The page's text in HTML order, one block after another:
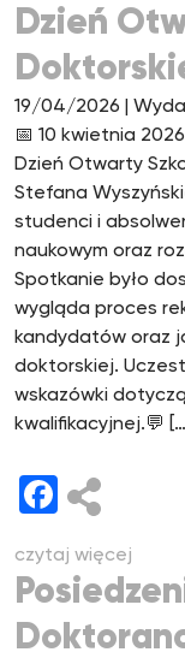
Dzień
19/04/2026 |
📅 10 kwietnia
Dzień Otwarty
Stefana
studenci i
naukowym oraz
Spotkanie było
wygląda proces
kandydatów oraz
doktorskiej.
wskazówki
kwalifikacyjnej.💬 […]
czytaj więcej